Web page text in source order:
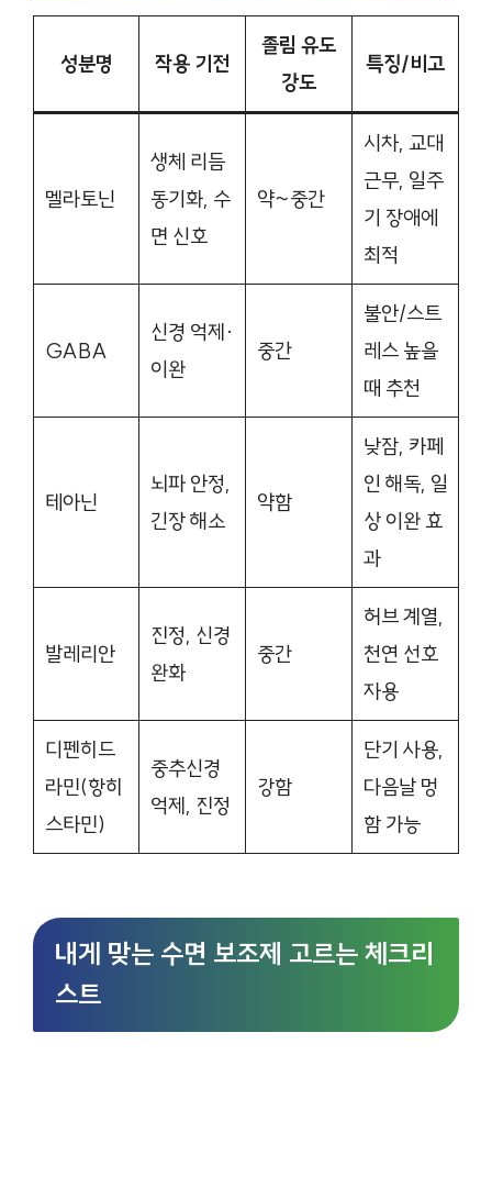
성분명 작용 기전
졸림 유도
강도
특징/비고
멜라토닌
생체 리듬
동기화, 수
면 신호
약~중간
시차, 교대
근무, 일주
기 장애에
최적
GABA
신경 억제·
이완
중간
불안/스트
레스 높을
때 추천
테아닌
뇌파 안정,
긴장 해소
약함
낮잠, 카페
인 해독, 일
상 이완 효
과
발레리안
진정, 신경
완화
중간
허브 계열,
천연 선호
자용
디펜히드
라민(항히
스타민)
중추신경
억제, 진정
강함
단기 사용,
다음날 멍
함 가능
내게 맞는 수면 보조제 고르는 체크리
스트